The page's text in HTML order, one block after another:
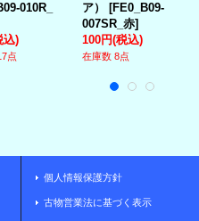
010R_
込)
点
ア）
[FE0_B09-
007SR_赤]
100円(税込)
在庫数 8点
個人情報保護方針
古物営業法に基づく表示